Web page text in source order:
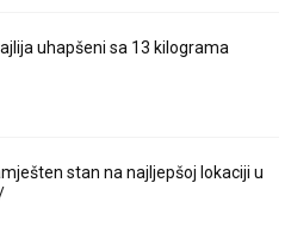
uhapšeni sa 13 kilograma
stan na najljepšoj lokaciji u